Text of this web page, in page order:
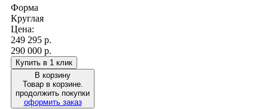
Форма
Круглая
Цена:
249 295 р.
290 000 р.
Купить в 1 клик
В корзину
Товар в корзине.
продолжить покупки
оформить заказ